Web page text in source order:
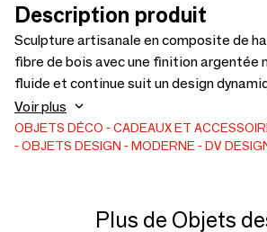
Description produit
Sculpture artisanale en composite de
fibre de bois avec une finition argentée
fluide et continue suit un design
Les lignes épurées appliquées à la main
soulignent son esthétique minimaliste
Voir plus
OBJETS DÉCO
CADEAUX ET
OBJETS DESIGN
MODERNE DV
Plus de Objets